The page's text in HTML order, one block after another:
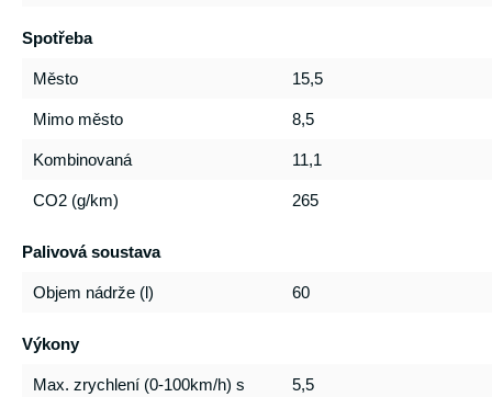
Spotřeba
Město 15,5
Mimo město 8,5
Kombinovaná 11,1
CO2 (g/km) 265
Palivová soustava
Objem nádrže (l) 60
Výkony
Max. zrychlení (0-100km/h) s 5,5